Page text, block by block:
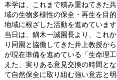
本学は、これまで積み重ねてきた
域の生物多様性の保全・再生を目
地域に根ざした活動を進めています
当日は、鏑木一誠園長より、これ
り同園と協働してきた井上教授か
が現在準備を進めている「生命理
えた、実りある意見交換の時間と
て自然保全に取り組む強い意志と